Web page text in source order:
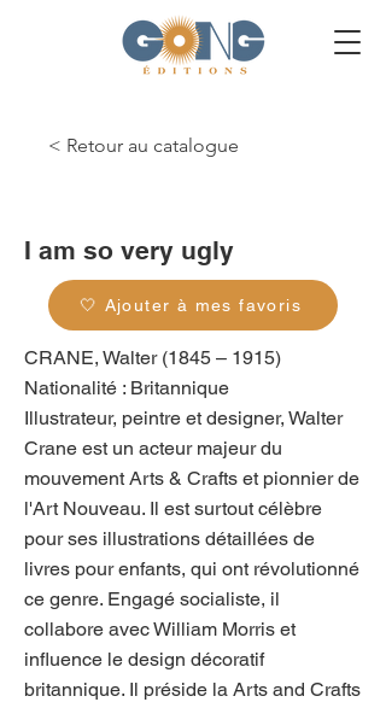
< Retour au catalogue
I am so very ugly
🤍 Ajouter à mes favoris
CRANE, Walter (1845 – 1915)
Nationalité : Britannique
Illustrateur, peintre et designer, Walter
Crane est un acteur majeur du
mouvement Arts & Crafts et pionnier de
l'Art Nouveau. Il est surtout célèbre
pour ses illustrations détaillées de
livres pour enfants, qui ont révolutionné
ce genre. Engagé socialiste, il
collabore avec William Morris et
influence le design décoratif
britannique. Il préside la Arts and Crafts